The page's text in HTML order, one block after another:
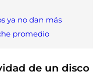
ya no dan más
promedio
de un disco